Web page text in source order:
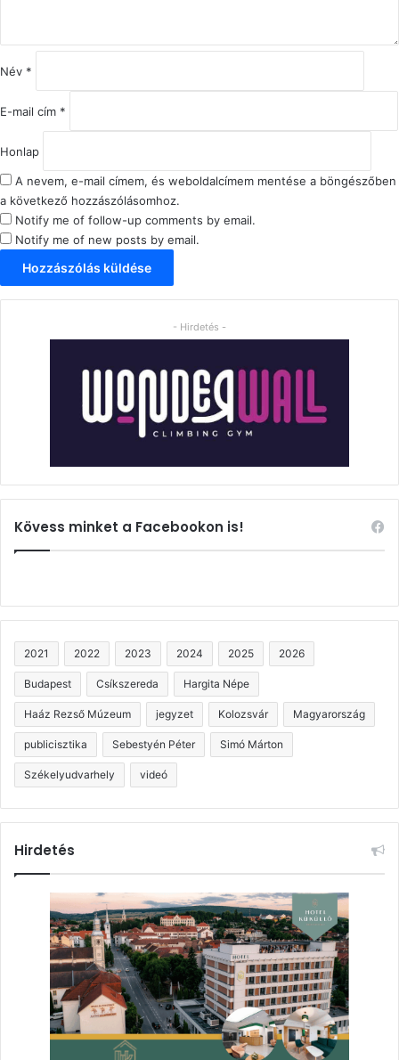
á
sNév *
E-mail cím *
Honlap
A nevem, e-mail címem, és weboldalcímem mentése a böngészőben
a következő hozzászólásomhoz.
Notify me of follow-up comments by email.
Notify me of new posts by email.
- Hirdetés -
Kövess minket a Facebookon is!
2021 2022 2023 2024 2025 2026
Budapest Csíkszereda Hargita Népe
Haáz Rezső Múzeum jegyzet Kolozsvár Magyarország
publicisztika Sebestyén Péter Simó Márton
Székelyudvarhely videó
Hirdetés